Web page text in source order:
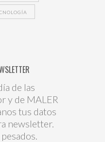
de las
y de MALER
tus datos
newsletter.